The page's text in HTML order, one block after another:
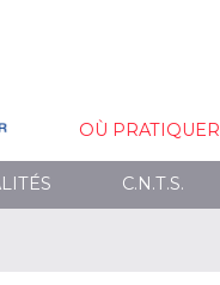
OÙ PRATIQUER
C.N.T.S.